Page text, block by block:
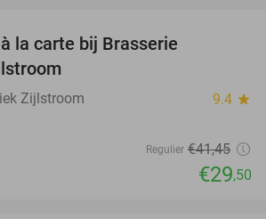
la carte bij Brasserie
Zijlstroom 9.4 star
Regulier €41,45
€29,50